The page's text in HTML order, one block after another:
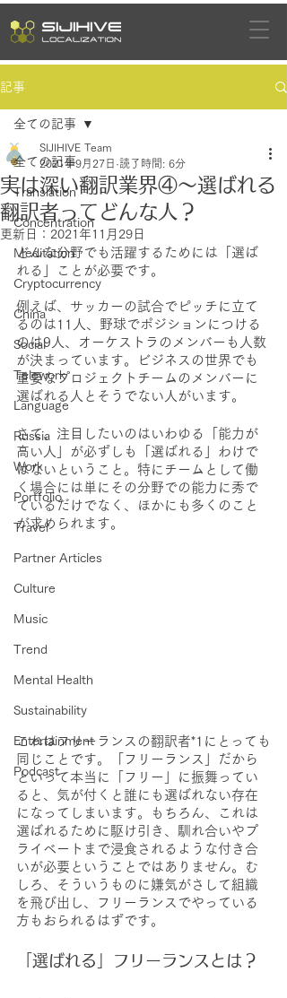
記事
全ての記事
Translation
Concentration
Meditation
Cryptocurrency
China
Social
Telework
Language
Russia
Work
Portfolio
Travel
Partner Articles
Culture
Music
Trend
Mental Health
Sustainability
Entertainment
Podcast
全ての記事
実は深い翻訳業界④～選ばれる
翻訳者ってどんな人？
SIJIHIVE Team
2021年9月27日 読了時間: 6分
更新日： 2021年11月29日
どんな分野でも活躍するためには「選ば
れる」ことが必要です。
例えば、サッカーの試合でピッチに立て
るのは11人、野球でポジションにつける
のは9人、オーケストラのメンバーも人数
が決まっています。ビジネスの世界でも
重要なプロジェクトチームのメンバーに
選ばれる人とそうでない人がいます。
さて、注目したいのはいわゆる「能力が
高い人」が必ずしも「選ばれる」わけで
はないということ。特にチームとして働
く場合には単にその分野での能力に秀で
ているだけでなく、ほかにも多くのこと
が求められます。
これはフリーランスの翻訳者*1にとっても
同じことです。「フリーランス」だから
といって本当に「フリー」に振舞ってい
ると、気が付くと誰にも選ばれない存在
になってしまいます。もちろん、これは
選ばれるために駆け引き、馴れ合いやプ
ライベートまで浸食されるような付き合
いが必要ということではありません。む
しろ、そういうものに嫌気がさして組織
を飛び出し、フリーランスでやっている
方もおられるはずです。
「選ばれる」フリーランスとは？